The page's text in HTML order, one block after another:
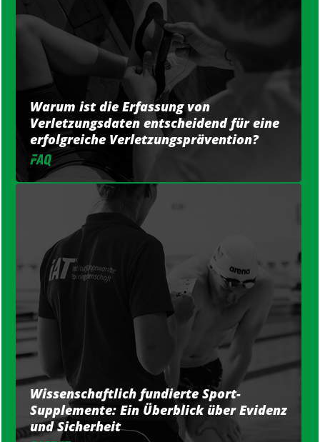
Warum ist die Erfassung von
Verletzungsdaten entscheidend für eine
erfolgreiche Verletzungsprävention?
Wissenschaftlich fundierte Sport-
Supplemente: Ein Überblick über Evidenz
und Sicherheit